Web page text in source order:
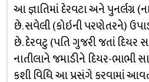
આ જ્ઞાતિમાં દેરવટા અને પુનર્લગ્ન
છે. સવેલી (કોઇની પરણેતરને)
છે. દેરવટુ (પતિ ગુજરી જતાં દિયર
નાતીલાને જમાડીને દિયર-ભાભી
કશી વિધિ આ પ્રસંગે કરવામાં